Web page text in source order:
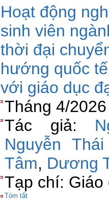
Hoạt động
sinh viên
thời đại
hướng quốc
với giáo dục
Tháng 4/
Tác giả:
Nguyễn
Tâm, Dương
Tạp chí: Giáo
Tóm tắt